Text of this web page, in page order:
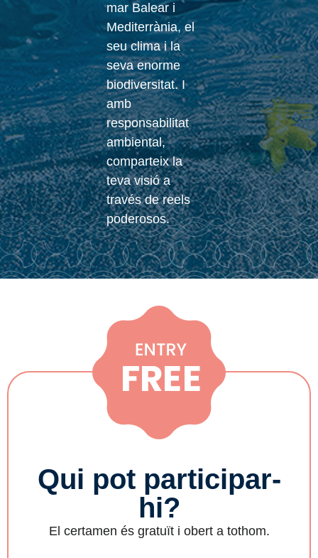
mar Balear i
Mediterrània, el
seu clima i la
seva enorme
biodiversitat. I
amb
responsabilitat
ambiental,
comparteix la
teva visió a
través de reels
poderosos.
Qui pot participar-
hi?
El certamen és gratuït i obert a tothom.